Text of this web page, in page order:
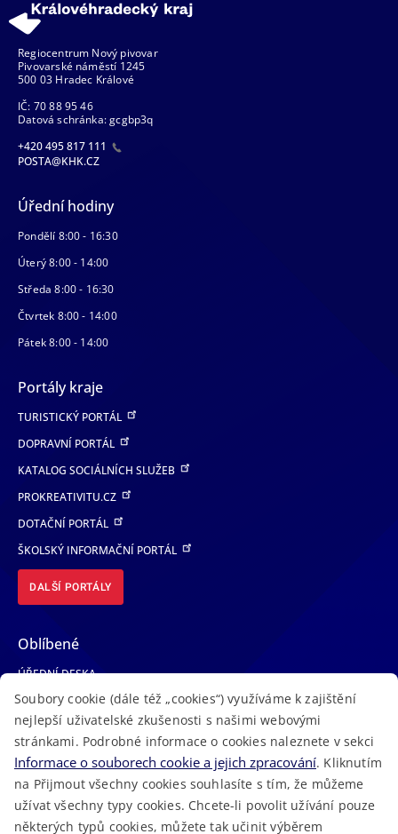
Regiocentrum Nový pivovar
Pivovarské náměstí 1245
500 03 Hradec Králové
IČ: 70 88 95 46
Datová schránka: gcgbp3q
+420 495 817 111
POSTA@KHK.CZ
Úřední hodiny
Pondělí 8:00 - 16:30
Úterý 8:00 - 14:00
Středa 8:00 - 16:30
Čtvrtek 8:00 - 14:00
Pátek 8:00 - 14:00
Portály kraje
TURISTICKÝ PORTÁL
DOPRAVNÍ PORTÁL
KATALOG SOCIÁLNÍCH SLUŽEB
PROKREATIVITU.CZ
DOTAČNÍ PORTÁL
ŠKOLSKÝ INFORMAČNÍ PORTÁL
DALŠÍ PORTÁLY
Oblíbené
ÚŘEDNÍ DESKA
TELEFONNÍ SEZNAM
LÉKAŘSKÁ POHOTOVOST
VOLNÁ MÍSTA
AKTUALITY
Soubory cookie (dále též „cookies“) využíváme k zajištění
nejlepší uživatelské zkušenosti s našimi webovými
stránkami. Podrobné informace o cookies naleznete v sekci
Informace o souborech cookie a jejich zpracování. Kliknutím
na Přijmout všechny cookies souhlasíte s tím, že můžeme
užívat všechny typy cookies. Chcete-li povolit užívání pouze
některých typů cookies, můžete tak učinit výběrem